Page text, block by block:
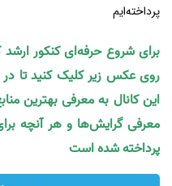
پرداخته‌ایم
برای شروع حرفه‌ای کنکور ارشد
روی عکس زیر کلیک کنید تا در
این کانال به معرفی بهترین
معرفی گرایش‌ها و هر آنچه
پرداخته شده است